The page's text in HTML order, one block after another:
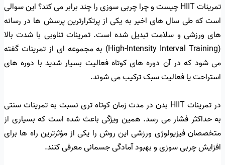
تمرینات HIIT چیست و چرا چربی سوزی را چند برابر می کند؟ این سوالی
است که طی سال های اخیر به یکی از پرتکرارترین پرسش ها در رسانه
های ورزشی و سلامت تبدیل شده است. تمرینات تناوبی با شدت بالا
(High-Intensity Interval Training) به مجموعه ای از تمرینات گفته
می شود که در آن دوره های کوتاه فعالیت بسیار شدید با دوره های
استراحت یا فعالیت سبک ترکیب می شوند.
در تمرینات HIIT بدن در مدت زمان کوتاه تری نسبت به تمرینات سنتی
به حداکثر فشار می رسد. همین ویژگی باعث شده است که بسیاری از
متخصصان فیزیولوژی ورزشی این روش را یکی از مؤثرترین راه ها برای
افزایش چربی سوزی و بهبود آمادگی جسمانی معرفی کنند.